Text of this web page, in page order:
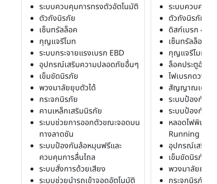
ระบบควบคุมการทรงตัวอัตโนมัติ
ตัวถังนิรภัย
เซ็นทรัลล็อค
กุญแจรีโมท
ระบบกระจายแรงเบรก EBD
อุปกรณ์เสริมความปลอดภัยอื่นๆ
เข็มขัดนิรภัย
พวงมาลัยยุบตัวได้
กระจกนิรภัย
คานเหล็กเสริมนิรภัย
ระบบช่วยการออกตัวขณะจอดบน
ทางลาดชัน
ระบบป้องกันล้อหมุนฟรีและ
ควบคุมการลื่นไถล
ระบบสั่งการด้วยเสียง
ระบบช่วยนำรถเข้าจอดอัตโนมัติ
ระบบควบคุมก
ตัวถังนิรภัย
ดิสก์เบรก 4 ล้อ
เซ็นทรัลล็อค
กุญแจรีโมท
ล็อคประตูอัตโ
ไฟเบรกดวงที่ 3
สัญญาณเตือน
ระบบป้องกันก่
ระบบป้องกันก
หลอดไฟพิเศษ
Running
อุปกรณ์เสริม
เข็มขัดนิรภัย
พวงมาลัยยุบตั
กระจกนิรภัย